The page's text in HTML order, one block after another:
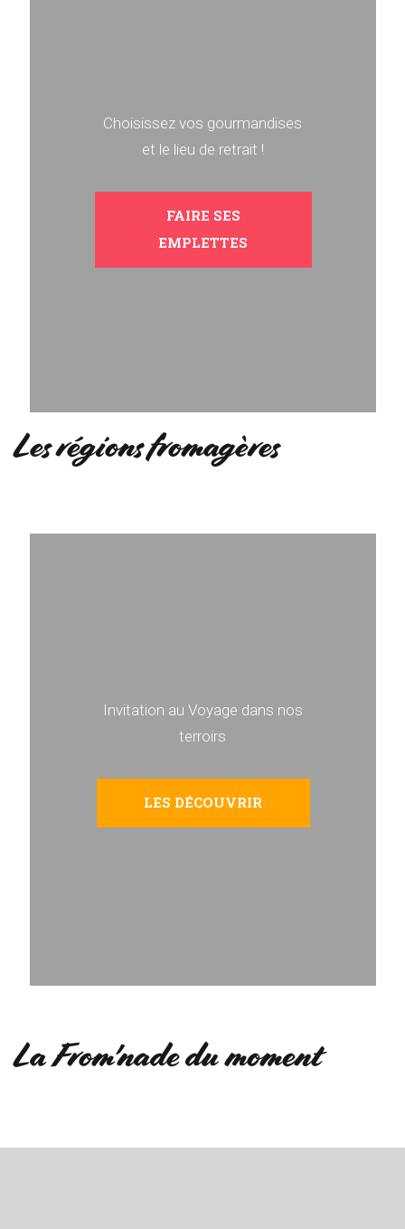
Choisissez vos gourmandises
et le lieu de retrait !
FAIRE SES
EMPLETTES
Les régions fromagères
Invitation au Voyage dans nos
terroirs
LES DÉCOUVRIR
La From'nade du moment